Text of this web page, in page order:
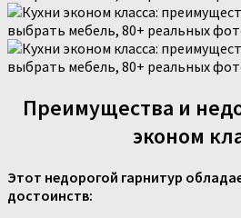
Преимущества и
эконом
Этот недорогой гарнитур
достоинств: